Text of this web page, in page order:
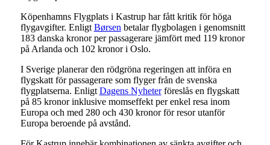
Köpenhamns Flygplats i Kastrup har fått kritik för höga
flygavgifter. Enligt Børsen betalar flygbolagen i genomsnitt
183 danska kronor per passagerare jämfört med 119 kronor
på Arlanda och 102 kronor i Oslo.
I Sverige planerar den rödgröna regeringen att införa en
flygskatt för passagerare som flyger från de svenska
flygplatserna. Enligt Dagens Nyheterföreslås en flygskatt
på 85 kronor inklusive momseffekt per enkel resa inom
Europa och med 280 och 430 kronor för resor utanför
Europa beroende på avstånd.